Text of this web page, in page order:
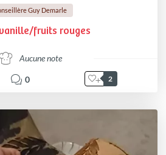
Guy Demarle
fruits rouges
Aucune note
0 2